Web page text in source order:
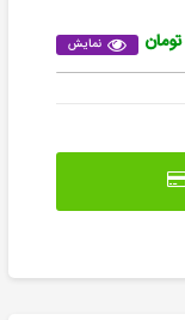
نمایش